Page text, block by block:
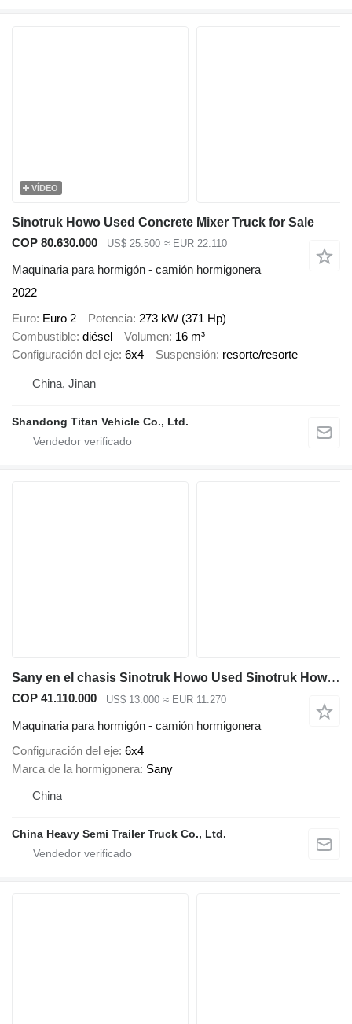
VÍDEO
Sinotruk Howo Used Concrete Mixer Truck for Sale
COP 80.630.000
US$ 25.500 ≈ EUR 22.110
Maquinaria para hormigón - camión hormigonera
2022
Euro Euro 2 Potencia 273 kW (371 Hp)
Combustible diésel Volumen 16 m³
Configuración del eje 6x4 Suspensión resorte/resorte
China, Jinan
Shandong Titan Vehicle Co., Ltd.
Sany en el chasis Sinotruk Howo Used Sinotruk Howo 6x4 Concrete Mixer Truck for Sale
COP 41.110.000 US$ 13.000 ≈ EUR 11.270
Maquinaria para hormigón - camión hormigonera
Configuración del eje 6x4
Marca de la hormigonera Sany
China
China Heavy Semi Trailer Truck Co., Ltd.